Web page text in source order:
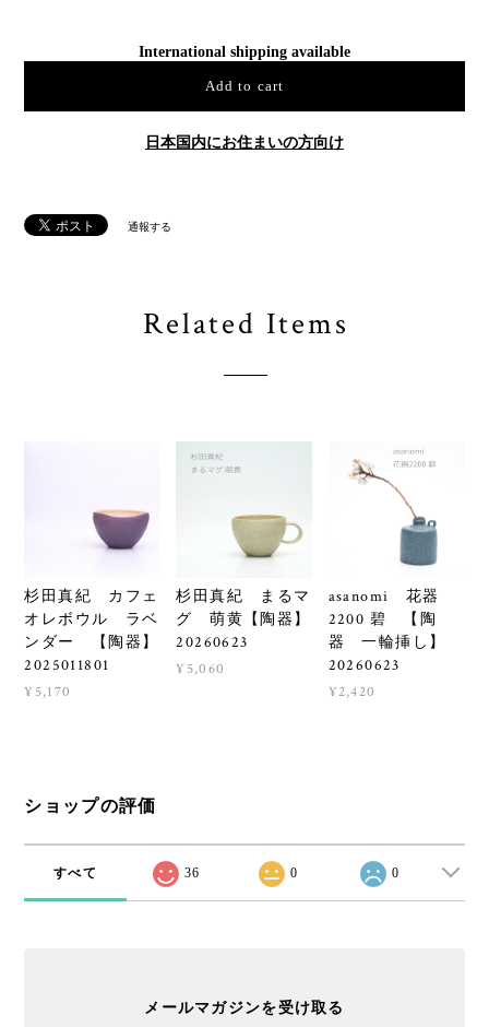
International shipping available
Add to cart
日本国内にお住まいの方向け
通報する
Related Items
杉田真紀 カフェ
オレボウル ラベ
ンダー 【陶器】
2025011801
¥5,170
杉田真紀 まるマ
グ 萌黄【陶器】
20260623
¥5,060
asanomi 花器
2200 碧 【陶
器 一輪挿し】
20260623
¥2,420
ショップの評価
すべて 36 0 0
メールマガジンを受け取る